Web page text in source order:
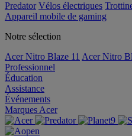
Predator Vélos électriques
Appareil mobile de gaming
Notre sélection
Acer Nitro Blaze 11 Acer Nitro
Professionnel
Éducation
Assistance
Événements
Marques Acer